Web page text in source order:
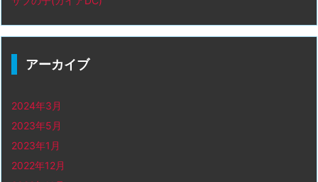
アーカイブ
2024年3月
2023年5月
2023年1月
2022年12月